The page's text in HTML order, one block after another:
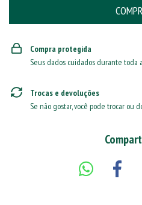
Compra protegida
Seus dados cuidados durante toda
Trocas e devoluções
Se não gostar, você pode trocar ou